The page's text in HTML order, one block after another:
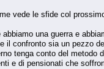
vede le sfide col
abbiamo una guerra e
il confronto sia un pezzo
tenga conto del metodo
e di pensionati che